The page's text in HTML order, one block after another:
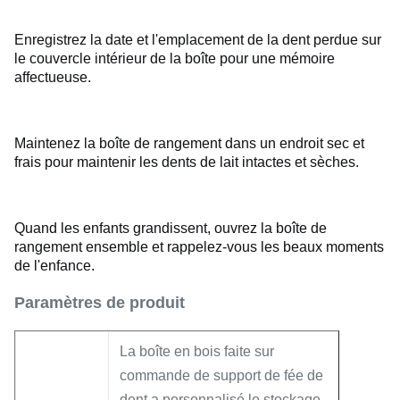
Enregistrez la date et l'emplacement de la dent perdue sur
le couvercle intérieur de la boîte pour une mémoire
affectueuse.
Maintenez la boîte de rangement dans un endroit sec et
frais pour maintenir les dents de lait intactes et sèches.
Quand les enfants grandissent, ouvrez la boîte de
rangement ensemble et rappelez-vous les beaux moments
de l'enfance.
Paramètres de produit
La boîte en bois faite sur
commande de support de fée de